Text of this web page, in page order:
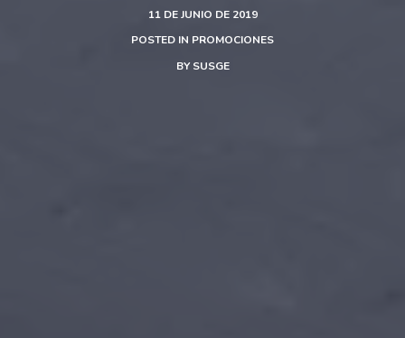
11 DE JUNIO DE 2019
POSTED IN PROMOCIONES
BYSUSGE